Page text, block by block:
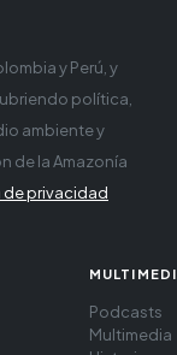
y Perú, y
política,
ambiente y
de la Amazonía
de privacidad
Podcasts
Multimedia